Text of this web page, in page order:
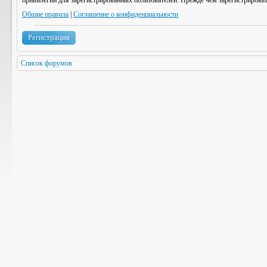
Общие правила Соглашение о конфиденциальности
Регистрация
Список форумов